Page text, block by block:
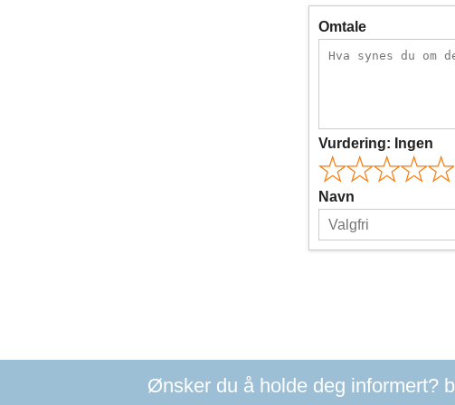
Omtale
Vurdering: Ingen
Navn
Ønsker du å holde deg informert?